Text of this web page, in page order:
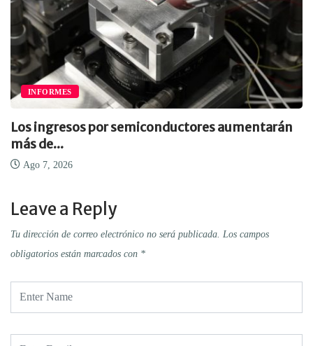
INFORMES
Los ingresos por semiconductores aumentarán
más de...
Ago 7, 2026
Leave a Reply
Tu dirección de correo electrónico no será publicada. Los campos
obligatorios están marcados con *